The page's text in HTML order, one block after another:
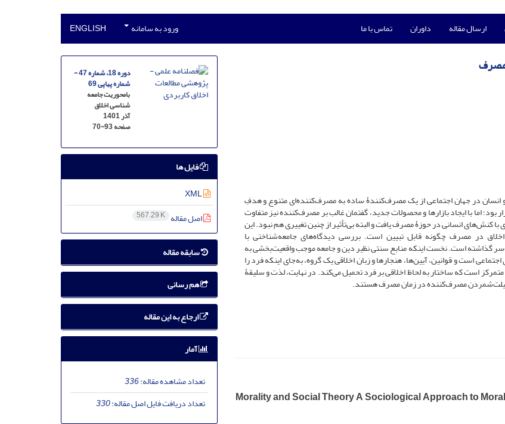
ارسال مقاله داوران تماس با ما ورود به سامانه ENGLISH
مصرف
در جهان اجتماعی از یک مصرف‌کنندۀ ساده به مصرف‌کننده‌ای متنوع و هدفِ
اما با ایجاد بازارها و محصولات جدید، گفتمان غالب بر مصرف‌کننده نیز متفاوت
کنش‌های انسانی در حوزۀ مصرف یافت و البته بی‌تأثیر از چنین تغییری هم نبود. این
در مصرف چگونه قابل تبیین است. بررسی دیدگاه‌های جامعه‌شناختی با
است. نخست اینکه منابع سنتی نظیر دین و جامعه موجب واقعیت‌بخشی به
است و قوانین، آیین‌ها، هنجارها و زبان اخلاقی یک گروه، به‌جای اینکه فرد را
است که ساختار به لحاظ اخلاقی بر فرد تحمیل می‌کند. در نهایت، لذت و سلیقۀ
مصرف‌کننده در زمان مصرف هستند.
Morality and Social Theory A Sociological Approach to
دوره 18، شماره 47 -
شماره پیاپی 69
بامحوریت جامعه
شناسی اخلاق
آذر 1401
صفحه70-93
فایل ها
XML
اصل مقاله 567.29 K
سابقه مقاله
هم رسانی
ارجاع به این مقاله
آمار
تعداد مشاهده مقاله:336
تعداد دریافت فایل اصل مقاله:330